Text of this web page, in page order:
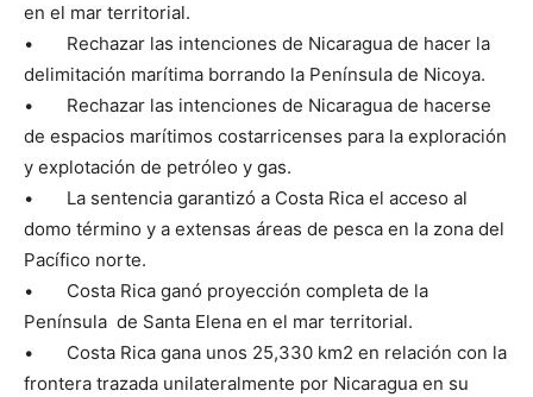
en el mar territorial.
• Rechazar las intenciones de Nicaragua de hacer la
delimitación marítima borrando la Península de Nicoya.
• Rechazar las intenciones de Nicaragua de hacerse
de espacios marítimos costarricenses para la exploración
y explotación de petróleo y gas.
• La sentencia garantizó a Costa Rica el acceso al
domo término y a extensas áreas de pesca en la zona del
Pacífico norte.
• Costa Rica ganó proyección completa de la
Península de Santa Elena en el mar territorial.
• Costa Rica gana unos 25,330 km2 en relación con la
frontera trazada unilateralmente por Nicaragua en su